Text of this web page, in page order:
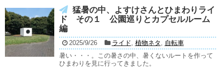
猛暑の中、よすけさんとひまわりライ
ド その１ 公園巡りとカプセルルーム
編
2025/9/26 ライド, 植物ネタ , 自転車
暑い・・・。この暑さの中、暑くないルートを作って
ひまわりを見に行ってきました。